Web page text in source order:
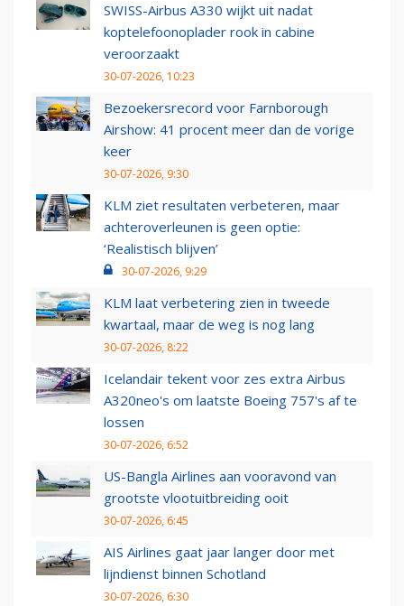
SWISS-Airbus A330 wijkt uit nadat
koptelefoonoplader rook in cabine
veroorzaakt
30-07-2026, 10:23
Bezoekersrecord voor Farnborough
Airshow: 41 procent meer dan de vorige
keer
30-07-2026, 9:30
KLM ziet resultaten verbeteren, maar
achteroverleunen is geen optie:
‘Realistisch blijven’
30-07-2026, 9:29
KLM laat verbetering zien in tweede
kwartaal, maar de weg is nog lang
30-07-2026, 8:22
Icelandair tekent voor zes extra Airbus
A320neo's om laatste Boeing 757's af te
lossen
30-07-2026, 6:52
US-Bangla Airlines aan vooravond van
grootste vlootuitbreiding ooit
30-07-2026, 6:45
AIS Airlines gaat jaar langer door met
lijndienst binnen Schotland
30-07-2026, 6:30